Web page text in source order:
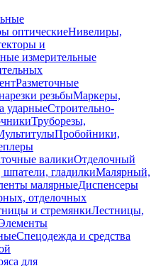
оптическиеНивелиры,
и
измерительные
Разметочные
резьбыМаркеры,
ударныеСтроительно-
Труборезы,
Пробойники,
валикиОтделочный
гладилкиМалярный,
малярныеДиспенсеры
отделочных
и стремянкиЛестницы,
Спецодежда и средства
для